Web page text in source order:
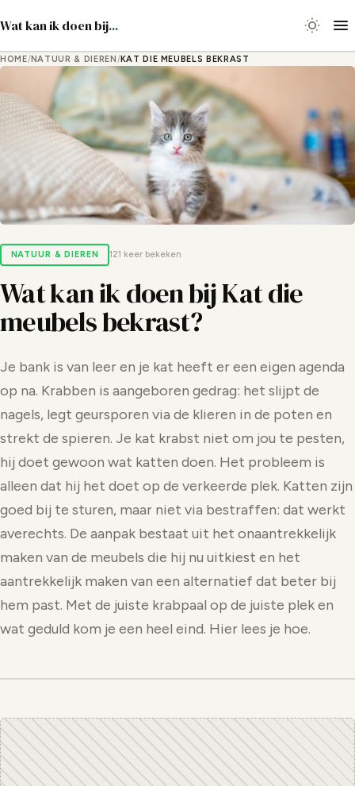
Wat kan ik doen bij...
HOME/NATUUR & DIEREN /KAT DIE MEUBELS BEKRAST
NATUUR & DIEREN 121 keer bekeken
Wat kan ik doen bij Kat die
meubels bekrast?
Je bank is van leer en je kat heeft er een eigen agenda
op na. Krabben is aangeboren gedrag: het slijpt de
nagels, legt geursporen via de klieren in de poten en
strekt de spieren. Je kat krabst niet om jou te pesten,
hij doet gewoon wat katten doen. Het probleem is
alleen dat hij het doet op de verkeerde plek. Katten zijn
goed bij te sturen, maar niet via bestraffen: dat werkt
averechts. De aanpak bestaat uit het onaantrekkelijk
maken van de meubels die hij nu uitkiest en het
aantrekkelijk maken van een alternatief dat beter bij
hem past. Met de juiste krabpaal op de juiste plek en
wat geduld kom je een heel eind. Hier lees je hoe.